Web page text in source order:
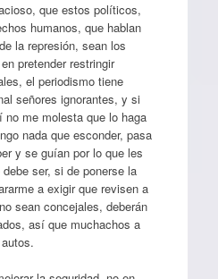
que estos políticos,
humanos, que hablan
la represión, sean los
pretender restringir
el periodismo tiene
señores ignorantes, y si
no me molesta que lo haga
nada que esconder, pasa
y se guían por lo que les
ser, si de ponerse la
a exigir que revisen a
sean concejales, deberán
así que muchachos a